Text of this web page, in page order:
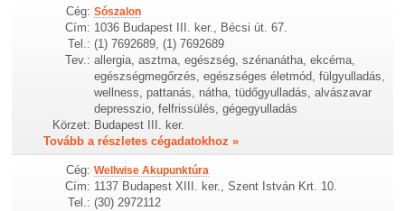
Cég: Sószalon
Cím: 1036 Budapest III. ker., Bécsi út. 67.
Tel.: (1) 7692689, (1) 7692689
Tev.: allergia, asztma, egészség, szénanátha, ekcéma,
egészségmegőrzés, egészséges életmód, fülgyulladás,
wellness, pattanás, nátha, tüdőgyulladás, alvászavar
depresszio, felfrissülés, gégegyulladás
Körzet: Budapest III. ker.
Tovább a részletes cégadatokhoz »
Cég: Wellwise Akupunktúra
Cím: 1137 Budapest XIII. ker., Szent István Krt. 10.
Tel.: (30) 2972112